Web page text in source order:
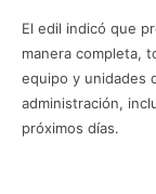
El edil indicó que
manera completa,
equipo y unidades
administración,
próximos días.